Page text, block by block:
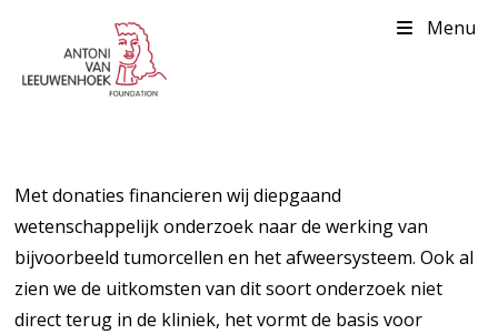
Menu
Met donaties financieren wij diepgaand
wetenschappelijk onderzoek naar de werking van
bijvoorbeeld tumorcellen en het afweersysteem. Ook al
zien we de uitkomsten van dit soort onderzoek niet
direct terug in de kliniek, het vormt de basis voor